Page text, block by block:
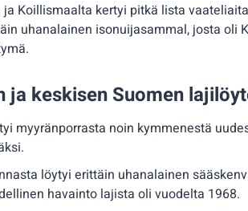
ja Koillismaalta kertyi pitkä lista
uhanalainen isonuijasammal, josta oli
ja keskisen Suomen
myyränporrasta noin kymmenestä
löytyi erittäin uhanalainen
havainto lajista oli vuodelta 1968.